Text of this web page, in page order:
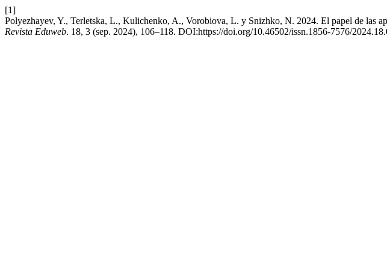
[1]
Polyezhayev, Y., Terletska, L., Kulichenko, A., Vorobiova, L. y Snizhko, N. 2024. El papel de las
Revista Eduweb. 18, 3 (sep. 2024), 106–118. DOI:https://doi.org/10.46502/issn.1856-7576/